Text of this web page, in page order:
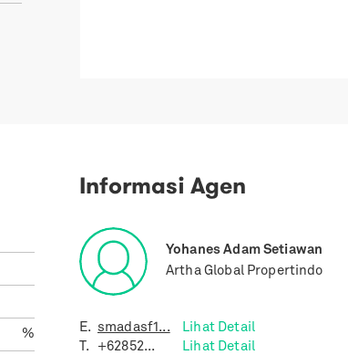
%
Informasi Agen
Yohanes Adam Setiawan
Artha Global Propertindo
E. smadasf1...
Lihat Detail
T.
+62852... Lihat Detail